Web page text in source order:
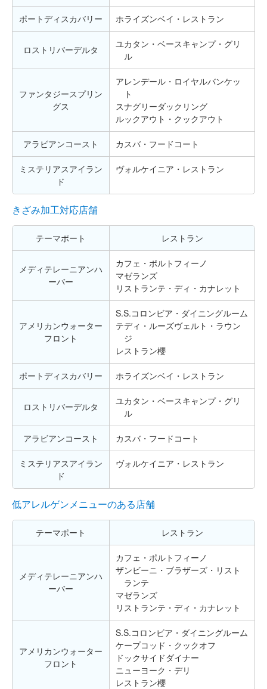
ポートディスカバリー ホライズンベイ・レストラン
ロストリバーデルタ
ユカタン・ベースキャンプ・グリ
ル
ファンタジースプリン
グス
アレンデール・ロイヤルバンケッ
ト
スナグリーダックリング
ルックアウト・クックアウト
アラビアンコースト カスバ・フードコート
ミステリアスアイラン
ド
ヴォルケイニア・レストラン
きざみ加工対応店舗
テーマポート レストラン
メディテレーニアンハ
ーバー
カフェ・ポルトフィーノ
マゼランズ
リストランテ・ディ・カナレット
アメリカンウォーター
フロント
S.S.コロンビア・ダイニングルーム
テディ・ルーズヴェルト・ラウン
ジ
レストラン櫻
ポートディスカバリー ホライズンベイ・レストラン
ロストリバーデルタ
ユカタン・ベースキャンプ・グリ
ル
アラビアンコースト カスバ・フードコート
ミステリアスアイラン
ド
ヴォルケイニア・レストラン
低アレルゲンメニューのある店舗
テーマポート レストラン
メディテレーニアンハ
ーバー
カフェ・ポルトフィーノ
ザンビーニ・ブラザーズ・リスト
ランテ
マゼランズ
リストランテ・ディ・カナレット
アメリカンウォーター
フロント
S.S.コロンビア・ダイニングルーム
ケープコッド・クックオフ
ドックサイドダイナー
ニューヨーク・デリ
レストラン櫻